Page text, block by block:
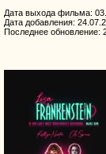
Дата выхода фильма:
Дата добавления:
Последнее обновление: